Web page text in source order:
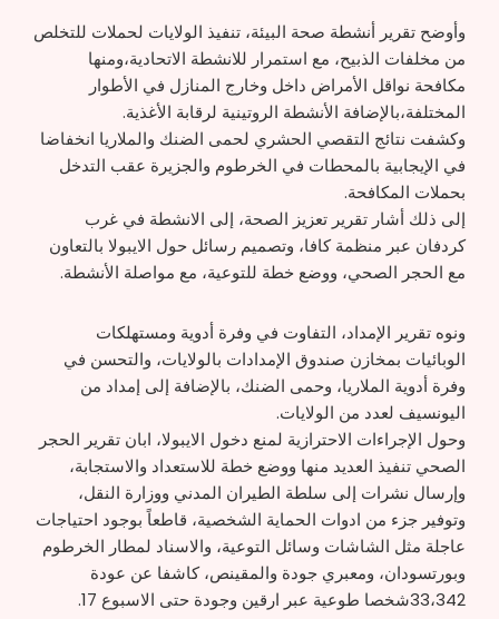
وأوضح تقرير أنشطة صحة البيئة، تنفيذ الولايات لحملات للتخلص
من مخلفات الذبيح، مع استمرار للانشطة الاتحادية،ومنها
مكافحة نواقل الأمراض داخل وخارج المنازل في الأطوار
المختلفة،بالإضافة الأنشطة الروتينية لرقابة الأغذية.
وكشفت نتائج التقصي الحشري لحمى الضنك والملاريا انخفاضا
في الإيجابية بالمحطات في الخرطوم والجزيرة عقب التدخل
بحملات المكافحة.
إلى ذلك أشار تقرير تعزيز الصحة، إلى الانشطة في غرب
كردفان عبر منظمة كافا، وتصميم رسائل حول الايبولا بالتعاون
مع الحجر الصحي، ووضع خطة للتوعية، مع مواصلة الأنشطة.
ونوه تقرير الإمداد، التفاوت في وفرة أدوية ومستهلكات
الوبائيات بمخازن صندوق الإمدادات بالولايات، والتحسن في
وفرة أدوية الملاريا، وحمى الضنك، بالإضافة إلى إمداد من
اليونسيف لعدد من الولايات.
وحول الإجراءات الاحترازية لمنع دخول الايبولا، ابان تقرير الحجر
الصحي تنفيذ العديد منها ووضع خطة للاستعداد والاستجابة،
وإرسال نشرات إلى سلطة الطيران المدني ووزارة النقل،
وتوفير جزء من ادوات الحماية الشخصية، قاطعاً بوجود احتياجات
عاجلة مثل الشاشات وسائل التوعية، والاسناد لمطار الخرطوم
وبورتسودان، ومعبري جودة والمقينص، كاشفا عن عودة
33،342شخصا طوعية عبر ارقين وجودة حتى الاسبوع 17.